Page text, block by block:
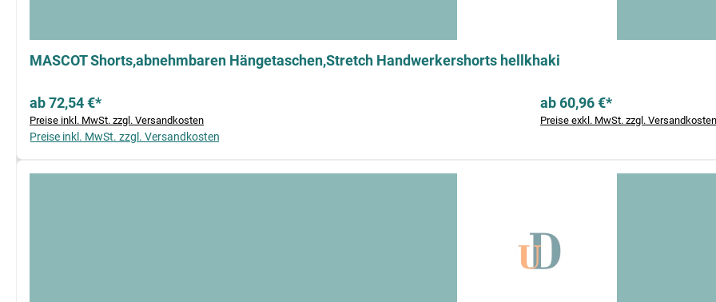
MASCOT Shorts,abnehmbaren Hängetaschen,Stretch Handwerkershorts hellkhaki
ab 72,54 €*
Preise inkl. MwSt. zzgl. Versandkosten
ab 60,96 €*
Preise exkl. MwSt. zzgl. Versandkosten
Preise inkl. MwSt. zzgl. Versandkosten